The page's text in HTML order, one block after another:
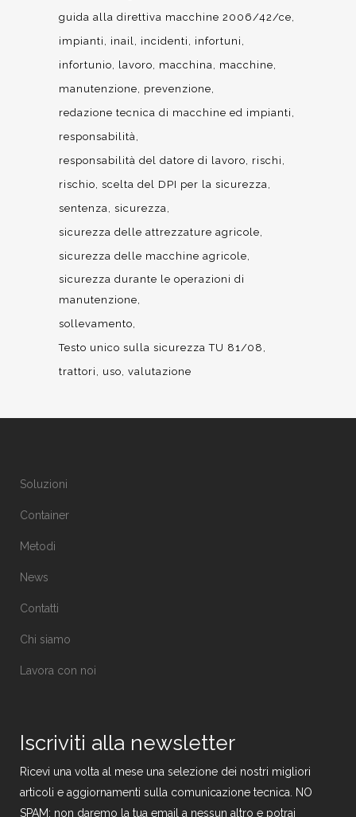
guida alla direttiva macchine 2006/42/ce
impianti
inail incidenti
infortuni
infortunio
lavoro macchina
macchine
manutenzione
prevenzione
redazione tecnica di macchine ed impianti
responsabilità
responsabilità del datore di lavoro
rischi
rischio scelta del DPI per la sicurezza
sentenza sicurezza
sicurezza delle attrezzature agricole
sicurezza delle macchine agricole
sicurezza durante le operazioni di
manutenzione
sollevamento
Testo unico sulla sicurezza TU 81/08
trattori
uso valutazione
Soluzioni
Container
Metodi
News
Contatti
Chi siamo
Lavora con noi
Iscriviti alla newsletter
Ricevi una volta al mese una selezione dei nostri migliori
articoli e aggiornamenti sulla comunicazione tecnica. NO
SPAM: non daremo la tua email a nessun altro e potrai